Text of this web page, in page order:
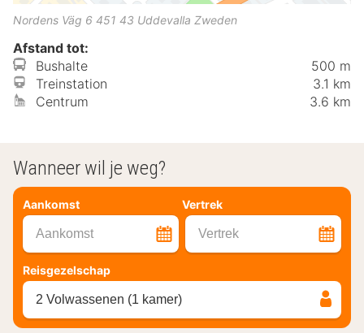
Nordens Väg 6 451 43 Uddevalla Zweden
Afstand tot:
Bushalte
500 m
Treinstation
3.1 km
Centrum
3.6 km
Wanneer wil je weg?
Aankomst Vertrek
Aankomst Vertrek
Reisgezelschap
2 Volwassenen (1 kamer)